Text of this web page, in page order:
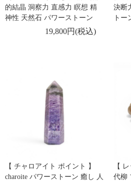
的結晶 洞察力 直感力 瞑想 精
神性 天然石 パワーストーン
19,800円(税込)
決断
トー
【 チャロアイト ポイント 】
charoite パワーストーン 癒し 人
【
代柳